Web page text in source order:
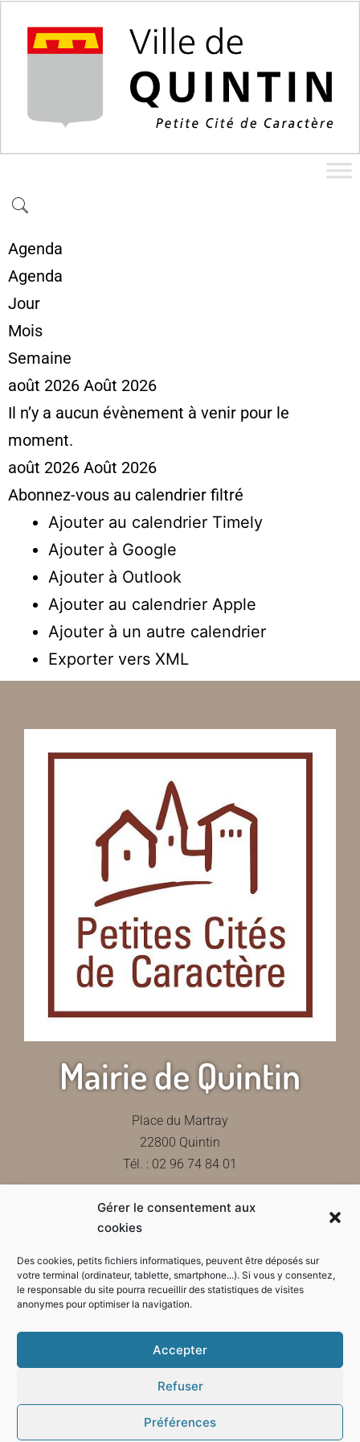
Gérer le consentement aux
cookies
Des cookies, petits fichiers informatiques, peuvent être déposés sur
votre terminal (ordinateur, tablette, smartphone...). Si vous y consentez,
le responsable du site pourra recueillir des statistiques de visites
anonymes pour optimiser la navigation.
Accepter
Refuser
Préférences
Agenda
Agenda
Jour
Mois
Semaine
août 2026 Août 2026
Il n’y a aucun évènement à venir pour le
moment.
août 2026 Août 2026
Abonnez-vous au calendrier filtré
Ajouter au calendrier Timely
Ajouter à Google
Ajouter à Outlook
Ajouter au calendrier Apple
Ajouter à un autre calendrier
Exporter vers XML
Mairie de Quintin
Place du Martray
22800 Quintin
Tél. : 02 96 74 84 01
Contactez-nous
Horaires d'ouverture de la mairie